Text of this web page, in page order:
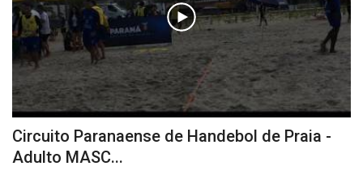
Circuito Paranaense de Handebol de Praia -
Adulto MASC...